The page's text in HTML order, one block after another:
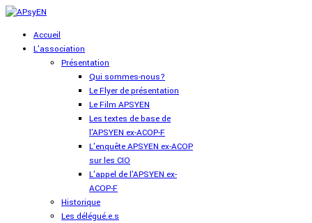
Accueil
L'association
Présentation
Qui sommes-nous?
Le Flyer de présentation
Le Film APSYEN
Les textes de base de
l'APSYEN ex-ACOP-F
L'enquête APSYEN ex-ACOP
sur les CIO
L'appel de l'APSYEN ex-
ACOP-F
Historique
Les délégué.e.s